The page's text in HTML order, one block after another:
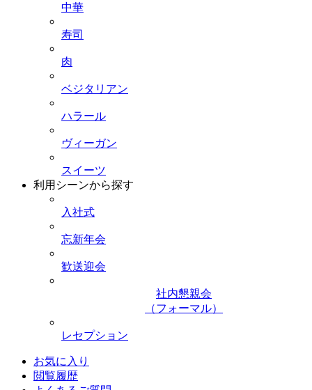
中華
寿司
肉
ベジタリアン
ハラール
ヴィーガン
スイーツ
利用シーンから探す
入社式
忘新年会
歓送迎会
社内懇親会
（フォーマル）
レセプション
お気に入り
閲覧履歴